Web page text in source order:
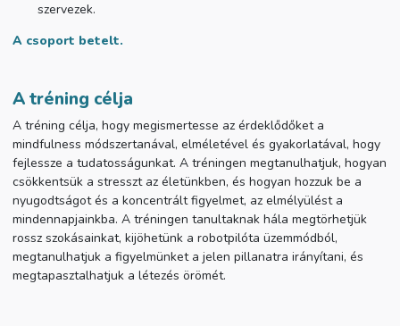
szervezek.
A csoport betelt.
A tréning célja
A tréning célja, hogy megismertesse az érdeklődőket a
mindfulness módszertanával, elméletével és gyakorlatával, hogy
fejlessze a tudatosságunkat. A tréningen megtanulhatjuk, hogyan
csökkentsük a stresszt az életünkben, és hogyan hozzuk be a
nyugodtságot és a koncentrált figyelmet, az elmélyülést a
mindennapjainkba. A tréningen tanultaknak hála megtörhetjük
rossz szokásainkat, kijöhetünk a robotpilóta üzemmódból,
megtanulhatjuk a figyelmünket a jelen pillanatra irányítani, és
megtapasztalhatjuk a létezés örömét.